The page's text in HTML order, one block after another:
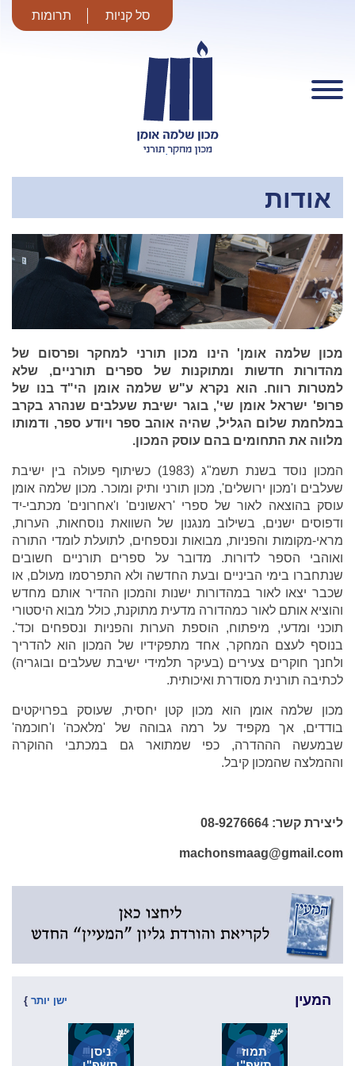
סל קניות תרומות
אודות
מכון שלמה אומן' הינו מכון תורני למחקר ופרסום של
מהדורות חדשות ומתוקנות של ספרים תורניים, שלא
למטרות רווח. הוא נקרא ע"ש שלמה אומן הי"ד בנו של
פרופ' ישראל אומן שי', בוגר ישיבת שעלבים שנהרג בקרב
במלחמת שלום הגליל, שהיה אוהב ספר ויודע ספר, ודמותו
מלווה את התחומים בהם עוסק המכון.
המכון נוסד בשנת תשמ"ג (1983) כשיתוף פעולה בין ישיבת
שעלבים ו'מכון ירושלים', מכון תורני ותיק ומוכר. מכון שלמה אומן
עוסק בהוצאה לאור של ספרי 'ראשונים' ו'אחרונים' מכתבי-יד
ודפוסים ישנים, בשילוב מנגנון של השוואת נוסחאות, הערות,
מראי-מקומות והפניות, מבואות ונספחים, לתועלת לומדי התורה
ואוהבי הספר לדורות. מדובר על ספרים תורניים חשובים
שנתחברו בימי הביניים ובעת החדשה ולא התפרסמו מעולם, או
שכבר יצאו לאור במהדורות ישנות והמכון ההדיר אותם מחדש
והוציא אותם לאור כמהדורה מדעית מתוקנת, כולל מבוא היסטורי
תוכני ומדעי, מיפתוח, הוספת הערות והפניות ונספחים וכד'.
בנוסף לעצם המחקר, אחד מתפקידיו של המכון הוא להדריך
ולחנך חוקרים צעירים (בעיקר תלמידי ישיבת שעלבים ובוגריה)
לכתיבה תורנית מסודרת ואיכותית.
מכון שלמה אומן הוא מכון קטן יחסית, שעוסק בפרויקטים
בודדים, אך מקפיד על רמה גבוהה של 'מלאכה' ו'חוכמה'
שבמעשה הההדרה, כפי שמתואר גם במכתבי ההוקרה
וההמלצה שהמכון קיבל.
ליצירת קשר: 08-9276664
machonsmaag@gmail.com
המעין ישן יותר }
תמוז
ניסן